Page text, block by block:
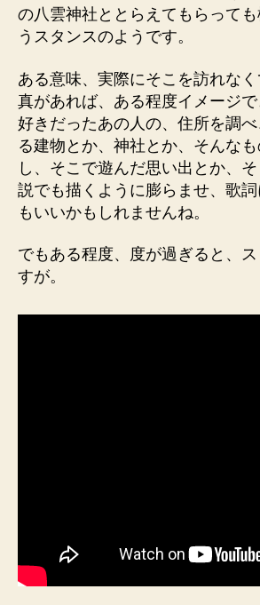
の八雲神社ととらえてもらって
うスタンスのようです。
ある意味、実際にそこを訪れな
真があれば、ある程度イメージで
好きだったあの人の、住所を調
る建物とか、神社とか、そんな
し、そこで遊んだ思い出とか、
説でも描くように膨らませ、歌
もいいかもしれませんね。
でもある程度、度が過ぎると、
すが。